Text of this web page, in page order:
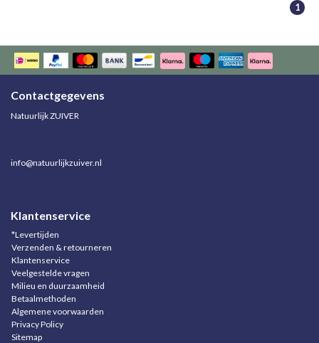
1
Contactgegevens
Natuurlijk ZUIVER
info@natuurlijkzuiver.nl
Klantenservice
*Levertijden
Verzenden & retourneren
Klantenservice
Veelgestelde vragen
Milieu en duurzaamheid
Betaalmethoden
Algemene voorwaarden
Privacy Policy
Sitemap